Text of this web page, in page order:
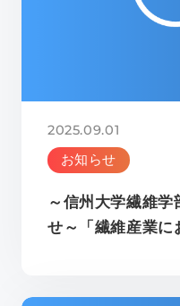
2025.09.01
お知らせ
～信州大学繊維
せ～「繊維産業